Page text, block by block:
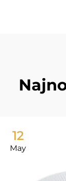
12
May